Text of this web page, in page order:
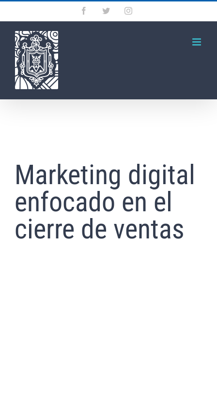
Saltar
contenido
FacebookTwitterInstagram
Marketing digital
enfocado en el
cierre de ventas